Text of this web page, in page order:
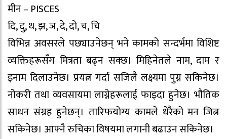
मीन – PISCES
दि, दु, थ, झ, ञ, दे, दो, च, चि
विभिन्न अवसरले पछ्याउनेछन् भने कामको सन्दर्भमा विशिष्ट
व्यक्तिहरूसँग मित्रता बढ्न सक्छ। मिहिनेतले नाम, दाम र
इनाम दिलाउनेछ। प्रयत्न गर्दा सजिलै लक्ष्यमा पुग्न सकिनेछ।
नोकरी तथा व्यवसायमा लाग्नेहरूलाई फाइदा हुनेछ। भौतिक
साधन संग्रह हुनेछन्। तारिफयोग्य कामले धेरैको मन जित्न
सकिनेछ। आफ्नै रुचिका विषयमा लगानी बढाउन सकिनेछ।